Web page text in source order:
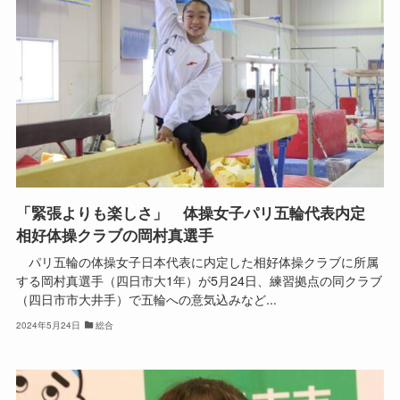
「緊張よりも楽しさ」 体操女子パリ五輪代表内定
相好体操クラブの岡村真選手
パリ五輪の体操女子日本代表に内定した相好体操クラブに所属
する岡村真選手（四日市大1年）が5月24日、練習拠点の同クラブ
（四日市市大井手）で五輪への意気込みなど...
2024年5月24日 総合